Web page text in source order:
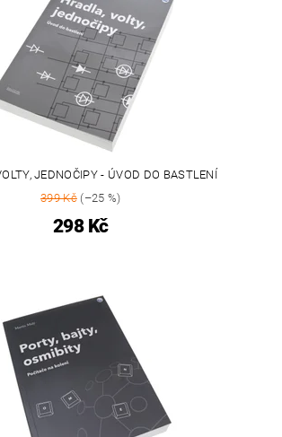
JEDNOČIPY - ÚVOD DO BASTLENÍ
399 Kč(–25 %)
298 Kč